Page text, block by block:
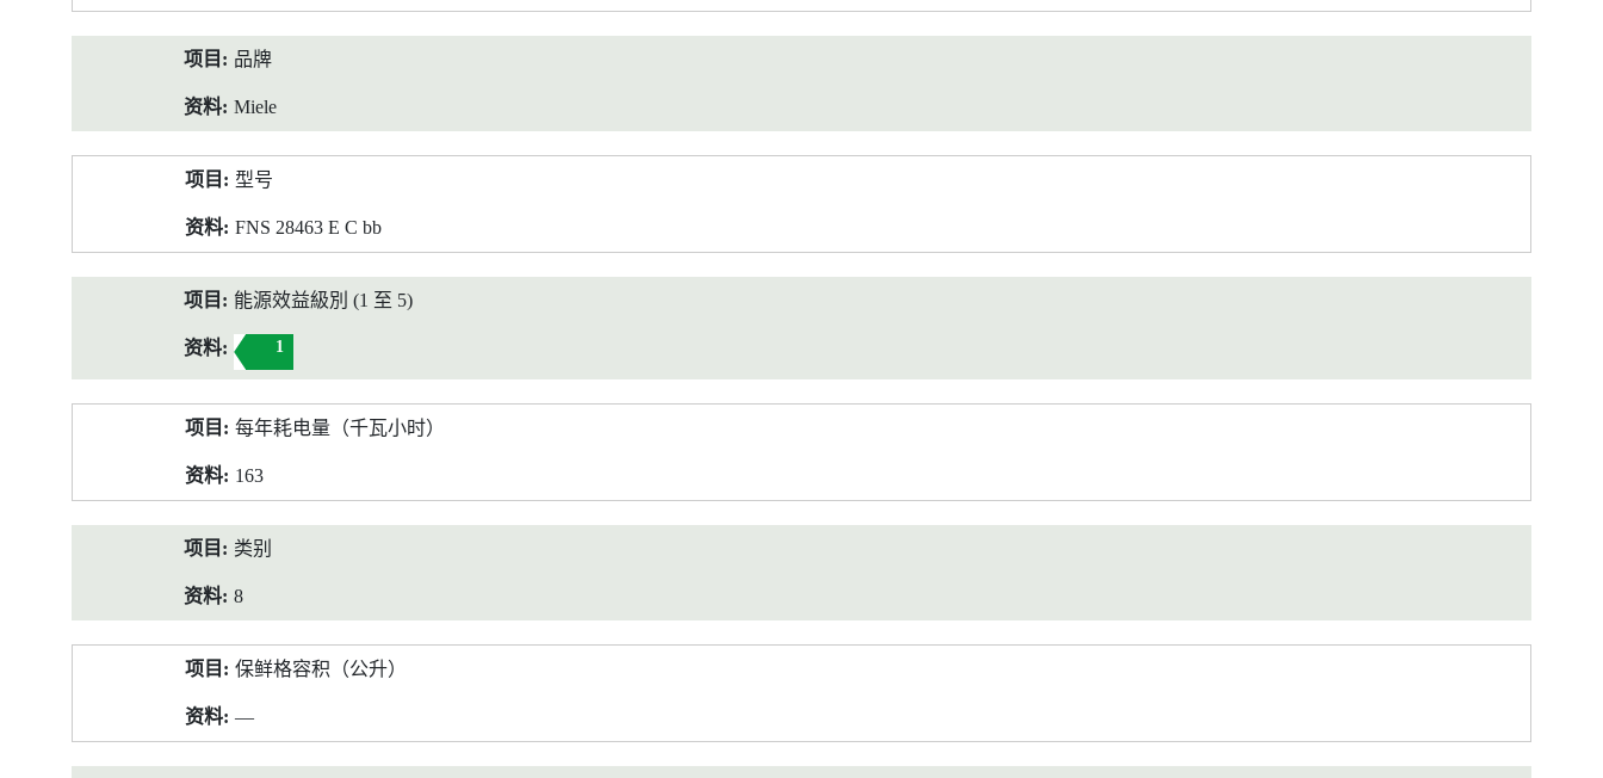
品牌
Miele
型号
FNS 28463 E C bb
能源效益級別 (1 至 5)
1
每年耗电量（千瓦小时）
163
类别
8
保鲜格容积（公升）
—